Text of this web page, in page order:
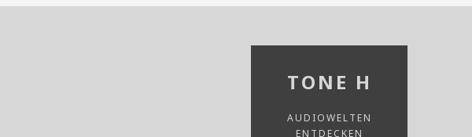
TONE H
AUDIOWELTEN
ENTDECKEN